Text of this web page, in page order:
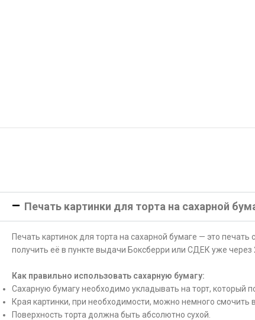
Печать картинки для торта на сахарной
Печать картинок для торта на сахарной бумаге — это
получить её в пункте выдачи Боксберри или СДЕК уже через
Как правильно использовать сахарную бумагу:
Сахарную бумагу необходимо укладывать на торт, который
Края картинки, при необходимости, можно немного смочить
Поверхность торта должна быть абсолютно сухой.